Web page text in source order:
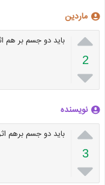
ماردین

2

باید دو جسم بر هم
نویسنده

3

باید دو جسم برهم